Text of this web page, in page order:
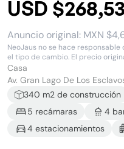
USD
Anuncio original: MXN
NeoJaus no se hace responsable
el tipo de cambio. El precio
Casa
Av. Gran Lago De Los
340 m2 de construcción
5 recámaras 4
4 estacionamientos